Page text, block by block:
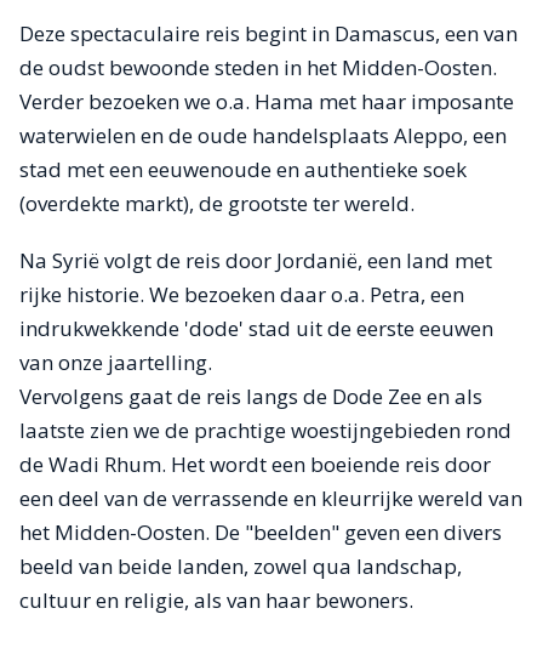
Deze spectaculaire reis begint in Damascus, een van
de oudst bewoonde steden in het Midden-Oosten.
Verder bezoeken we o.a. Hama met haar imposante
waterwielen en de oude handelsplaats Aleppo, een
stad met een eeuwenoude en authentieke soek
(overdekte markt), de grootste ter wereld.
Na Syrië volgt de reis door Jordanië, een land met
rijke historie. We bezoeken daar o.a. Petra, een
indrukwekkende 'dode' stad uit de eerste eeuwen
van onze jaartelling.
Vervolgens gaat de reis langs de Dode Zee en als
laatste zien we de prachtige woestijngebieden rond
de Wadi Rhum. Het wordt een boeiende reis door
een deel van de verrassende en kleurrijke wereld van
het Midden-Oosten. De "beelden" geven een divers
beeld van beide landen, zowel qua landschap,
cultuur en religie, als van haar bewoners.